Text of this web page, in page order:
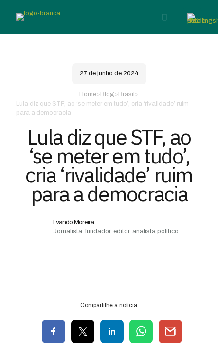
27 de junho de 2024
Home> Blog> Brasil >
Lula diz que STF, ao ‘se meter em tudo’, cria ‘rivalidade’ ruim
para a democracia
Lula diz que STF, ao
‘se meter em tudo’,
cria ‘rivalidade’ ruim
para a democracia
Evando Moreira
Jornalista, fundador, editor, analista político.
Compartilhe a notícia